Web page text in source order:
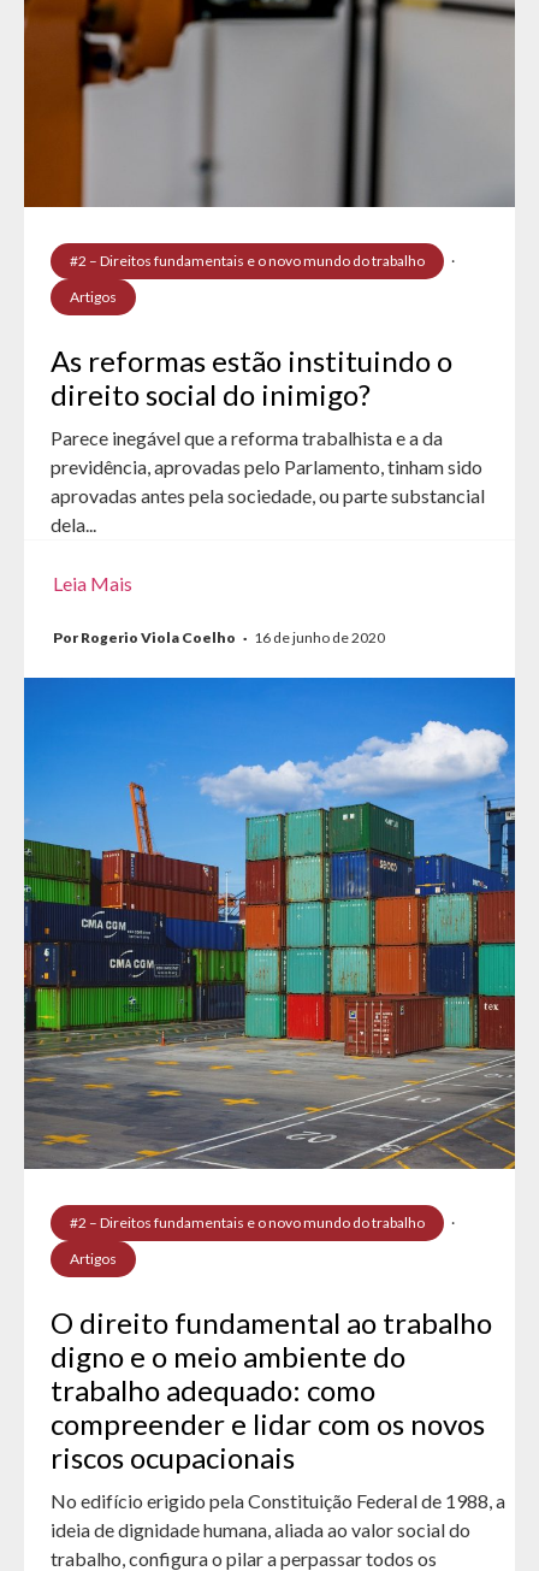
#2 – Direitos fundamentais e o novo mundo do trabalho
·
Artigos
As reformas estão instituindo o
direito social do inimigo?
Parece inegável que a reforma trabalhista e a da
previdência, aprovadas pelo Parlamento, tinham sido
aprovadas antes pela sociedade, ou parte substancial
dela...
Leia Mais
Por Rogerio Viola Coelho · 16 de junho de 2020
#2 – Direitos fundamentais e o novo mundo do trabalho
·
Artigos
O direito fundamental ao trabalho
digno e o meio ambiente do
trabalho adequado: como
compreender e lidar com os novos
riscos ocupacionais
No edifício erigido pela Constituição Federal de 1988, a
ideia de dignidade humana, aliada ao valor social do
trabalho, configura o pilar a perpassar todos os